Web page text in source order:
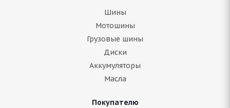
Шины
Мотошины
Грузовые шины
Диски
Аккумуляторы
Масла
Покупателю